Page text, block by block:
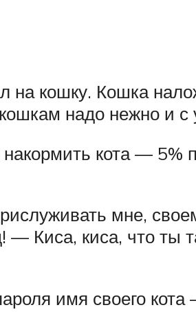
кошку. Кошка
надо нежно и с
накормить кота — 5%
мне,
— Киса, киса, что ты
имя своего